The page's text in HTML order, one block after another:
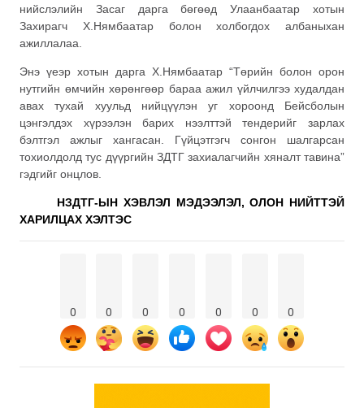
нийслэлийн Засаг дарга бөгөөд Улаанбаатар хотын
Захирагч Х.Нямбаатар болон холбогдох албаныхан
ажиллалаа.
Энэ үеэр хотын дарга Х.Нямбаатар “Төрийн болон орон
нутгийн өмчийн хөрөнгөөр бараа ажил үйлчилгээ худалдан
авах тухай хуульд нийцүүлэн уг хороонд Бейсболын
цэнгэлдэх хүрээлэн барих нээлттэй тендерийг зарлах
бэлтгэл ажлыг хангасан. Гүйцэтгэгч сонгон шалгарсан
тохиолдолд тус дүүргийн ЗДТГ захиалагчийн хяналт тавина”
гэдгийг онцлов.
НЗДТГ-ЫН ХЭВЛЭЛ МЭДЭЭЛЭЛ, ОЛОН НИЙТТЭЙ
ХАРИЛЦАХ ХЭЛТЭС
0 0 0 0 0 0 0